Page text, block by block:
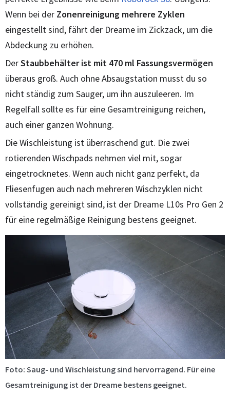
Wenn bei der Zonenreinigung mehrere Zyklen
eingestellt sind, fährt der Dreame im Zickzack, um die
Abdeckung zu erhöhen.
DerStaubbehälter ist mit 470 ml Fassungsvermögen
überaus groß. Auch ohne Absaugstation musst du so
nicht ständig zum Sauger, um ihn auszuleeren. Im
Regelfall sollte es für eine Gesamtreinigung reichen,
auch einer ganzen Wohnung.
Die Wischleistung ist überraschend gut. Die zwei
rotierenden Wischpads nehmen viel mit, sogar
eingetrocknetes. Wenn auch nicht ganz perfekt, da
Fliesenfugen auch nach mehreren Wischzyklen nicht
vollständig gereinigt sind, ist der Dreame L10s Pro Gen 2
für eine regelmäßige Reinigung bestens geeignet.
Foto: Saug- und Wischleistung sind hervorragend. Für eine
Gesamtreinigung ist der Dreame bestens geeignet.